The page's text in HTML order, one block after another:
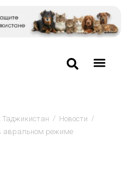
/ Новости /
авральном режиме